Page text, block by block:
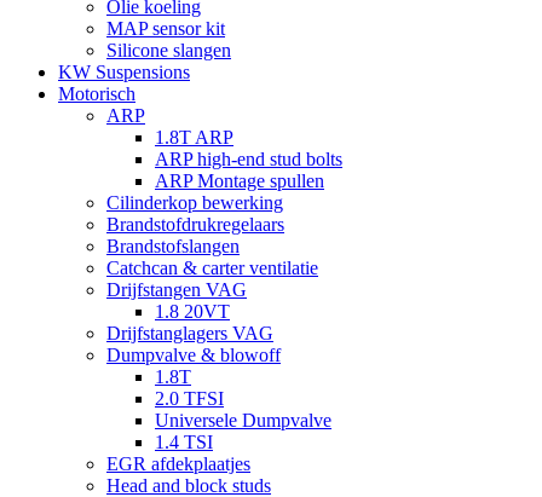
Olie koeling
MAP sensor kit
Silicone slangen
KW Suspensions
Motorisch
ARP
1.8T ARP
ARP high-end stud bolts
ARP Montage spullen
Cilinderkop bewerking
Brandstofdrukregelaars
Brandstofslangen
Catchcan & carter ventilatie
Drijfstangen VAG
1.8 20VT
Drijfstanglagers VAG
Dumpvalve & blowoff
1.8T
2.0 TFSI
Universele Dumpvalve
1.4 TSI
EGR afdekplaatjes
Head and block studs